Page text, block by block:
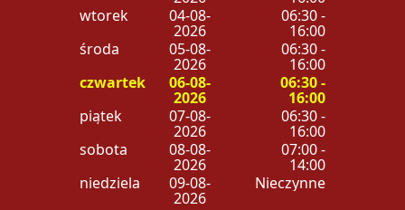
wtorek
04-08-
2026
06:30 -
16:00
środa
05-08-
2026
06:30 -
16:00
czwartek
06-08-
2026
06:30 -
16:00
piątek
07-08-
2026
06:30 -
16:00
sobota
08-08-
2026
07:00 -
14:00
niedziela
09-08-
2026
Nieczynne